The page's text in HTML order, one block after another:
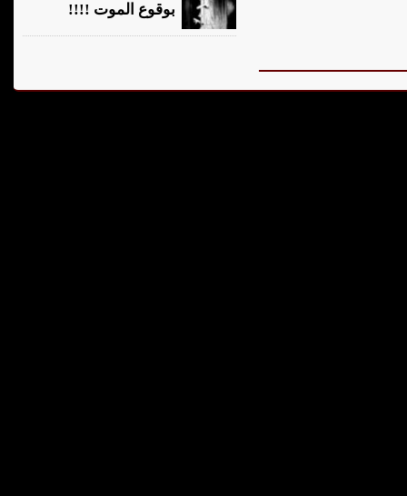
بوقوع الموت !!!!